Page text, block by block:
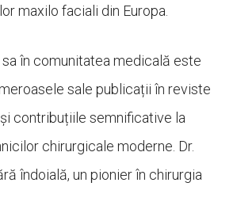
maxilo faciali din Europa.
în comunitatea medicală este
sale publicații în reviste
contribuțiile semnificative la
chirurgicale moderne. Dr.
îndoială, un pionier în chirurgia